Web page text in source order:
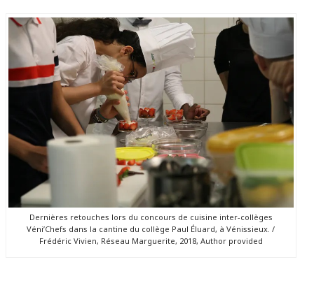
Dernières retouches lors du concours de cuisine inter-collèges
Véni’Chefs dans la cantine du collège Paul Éluard, à Vénissieux. /
Frédéric Vivien, Réseau Marguerite, 2018, Author provided